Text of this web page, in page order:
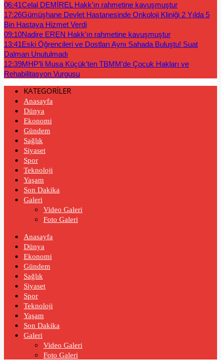
06:41Celal DEMİREL Hakk’ın rahmetine kavuşmuştur
17:26Gümüşhane Devlet Hastanesinde Onkoloji Kliniği 2 Yılda 5
Bin Hastaya Hizmet Verdi
09:10Nadire EREN Hakk’ın rahmetine kavuşmuştur
13:41Eski Öğrencileri ve Dostları Aynı Sahada Buluştu! Suat
Dalman Unutulmadı
12:39MHP’li Musa Küçük’ten TBMM’de Çocuk Hakları ve
Rehabilitasyon Vurgusu
KATEGORİLER
Anasayfa
Dünya
Ekonomi
Gündem
Sağlık
Siyaset
Spor
Teknoloji
Yaşam
Son Dakika
Galeri
Video Galeri
Foto Galeri
Anasayfa
Dünya
Ekonomi
Gündem
Sağlık
Siyaset
Spor
Teknoloji
Yaşam
Son Dakika
Galeri
Video Galeri
Foto Galeri